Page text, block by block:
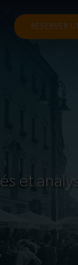
RÉSERVER
et